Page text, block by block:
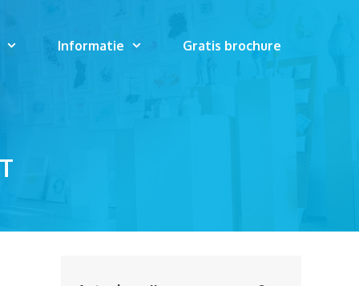
Informatie Gratis brochure